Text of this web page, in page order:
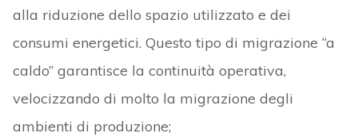
alla riduzione dello spazio utilizzato e dei
consumi energetici. Questo tipo di migrazione “a
caldo” garantisce la continuità operativa,
velocizzando di molto la migrazione degli
ambienti di produzione;